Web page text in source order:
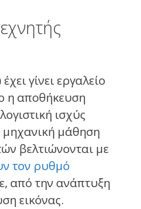
γίνει εργαλείο
η αποθήκευση
ισχύς
μηχανική μάθηση
βελτιώνονται με
τον ρυθμό
από την ανάπτυξη
εικόνας.